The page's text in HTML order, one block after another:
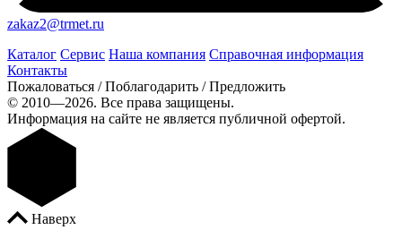
zakaz2@trmet.ru
Каталог Сервис Наша компания Справочная информация
Контакты
Пожаловаться / Поблагодарить / Предложить
© 2010—2026. Все права защищены.
Информация на сайте не является публичной офертой.
Наверх